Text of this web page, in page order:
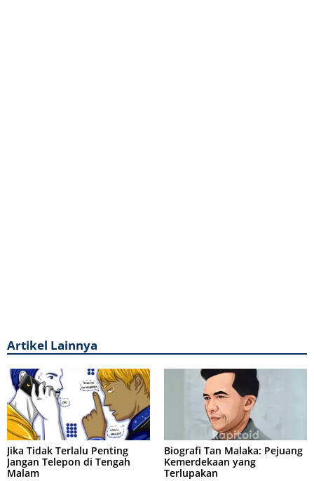
Artikel Lainnya
Jika Tidak Terlalu Penting
Jangan Telepon di Tengah
Malam
Biografi Tan Malaka: Pejuang
Kemerdekaan yang
Terlupakan